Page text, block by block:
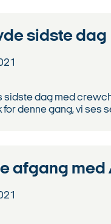
sidste dag
sidste dag med
for denne gang, vi ses
afgang med